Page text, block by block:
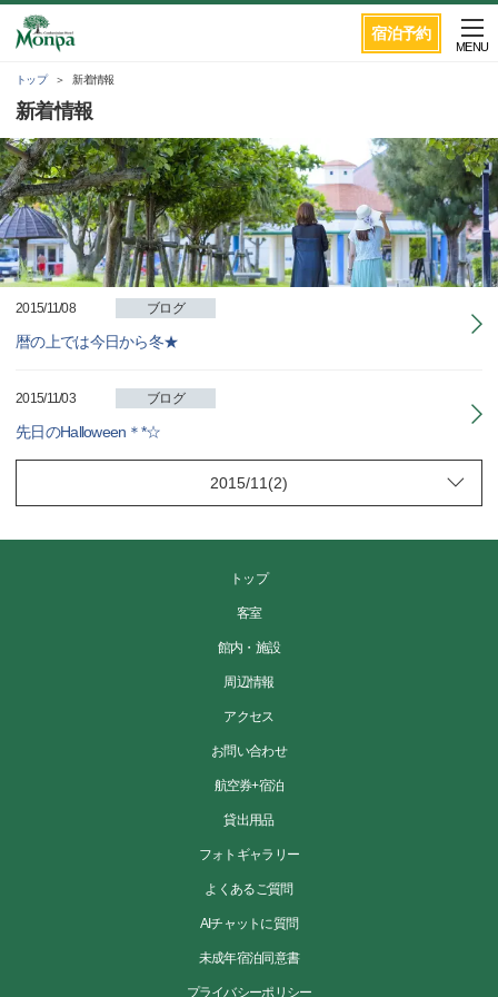
宿泊予約
MENU
トップ 新着情報
新着情報
2015/11/08 ブログ
暦の上では今日から冬★
2015/11/03 ブログ
先日のHalloween＊*☆
トップ
客室
館内・施設
周辺情報
アクセス
お問い合わせ
航空券+宿泊
貸出用品
フォトギャラリー
よくあるご質問
AIチャットに質問
未成年宿泊同意書
プライバシーポリシー